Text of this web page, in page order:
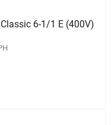
6-1/1 E (400V)